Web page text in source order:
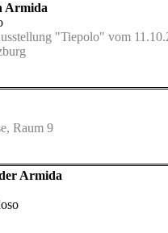
Armida
"Tiepolo" vom
Raum 9
Armida